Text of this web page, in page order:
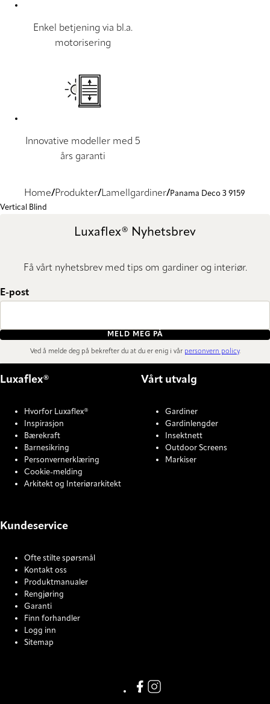
Enkel betjening via bl.a.
motorisering
Innovative modeller med 5
års garanti
Home Produkter Lamellgardiner
Panama Deco 3 9159
Vertical Blind
Luxaflex® Nyhetsbrev
Få vårt nyhetsbrev med tips om gardiner og interiør.
E-post
MELD MEG PÅ
Ved å melde deg på bekrefter du at du er enig i vår personvern policy.
Luxaflex®
Hvorfor Luxaflex®
Inspirasjon
Bærekraft
Barnesikring
Personvernerklæring
Cookie-melding
Arkitekt og Interiørarkitekt
Vårt utvalg
Gardiner
Gardinlengder
Insektnett
Outdoor Screens
Markiser
Kundeservice
Ofte stilte spørsmål
Kontakt oss
Produktmanualer
Rengjøring
Garanti
Finn forhandler
Logg inn
Sitemap
Facebook
Instagram